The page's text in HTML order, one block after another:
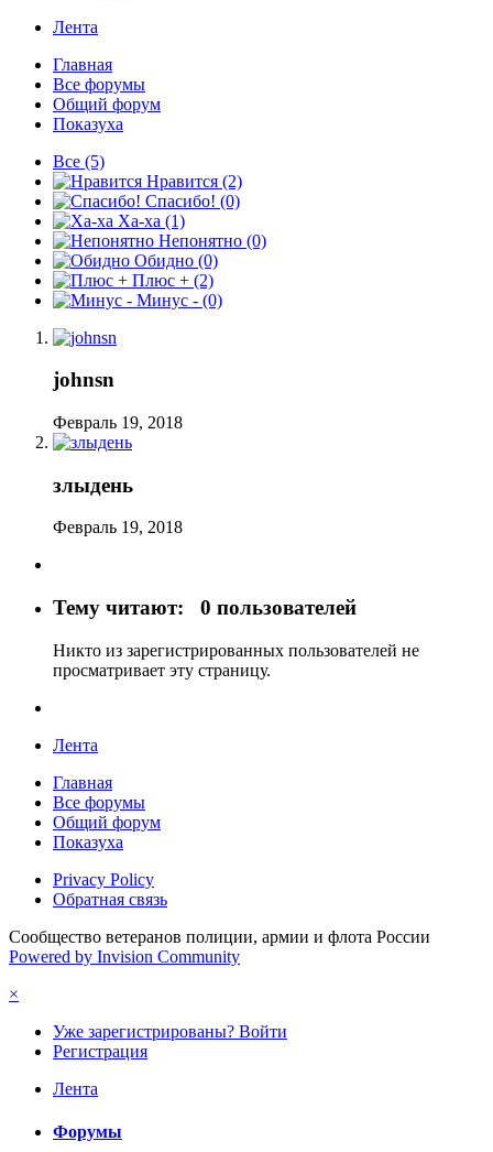
Лента
Главная
Все форумы
Общий форум
Показуха
Все (5)
Нравится (2)
Спасибо! (0)
Ха-ха (1)
Непонятно (0)
Обидно (0)
Плюс + (2)
Минус - (0)
johnsn
Февраль 19, 2018
злыдень
Февраль 19, 2018
Тему читают: 0 пользователей
Никто из зарегистрированных пользователей не
просматривает эту страницу.
Лента
Главная
Все форумы
Общий форум
Показуха
Privacy Policy
Обратная связь
Сообщество ветеранов полиции, армии и флота России
Powered by Invision Community
×
Уже зарегистрированы? Войти
Регистрация
Лента
Форумы